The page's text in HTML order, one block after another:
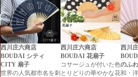
西川庄六商店
BOUDAI シティ
CITY 扇子
世界の人気都市名を刺
西川庄六商店
BOUDAI 花扇子
コサージュが付いた色
とりどりの華やかな花
西川
のふ
和・